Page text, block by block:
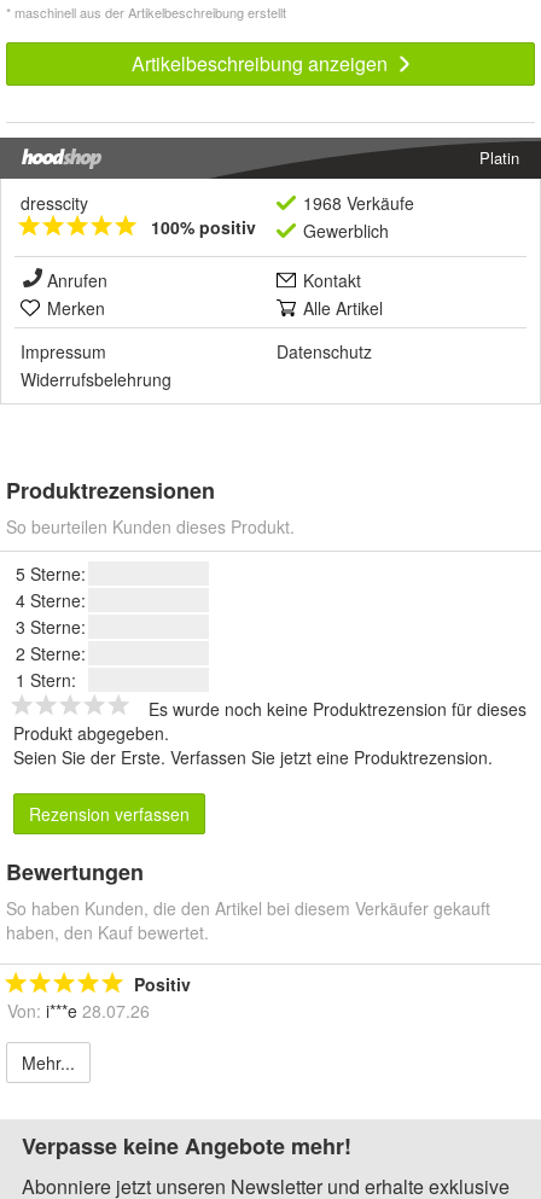
* maschinell aus der Artikelbeschreibung erstellt
Artikelbeschreibung anzeigen
Platin
dresscity
100% positiv
1968 Verkäufe
Gewerblich
Anrufen
Kontakt
Merken
Alle Artikel
Impressum
Datenschutz
Widerrufsbelehrung
Produktrezensionen
So beurteilen Kunden dieses Produkt.
5 Sterne:
4 Sterne:
3 Sterne:
2 Sterne:
1 Stern:
Es wurde noch keine Produktrezension für dieses
Produkt abgegeben.
Seien Sie der Erste. Verfassen Sie jetzt eine Produktrezension.
Rezension verfassen
Bewertungen
So haben Kunden, die den Artikel bei diesem Verkäufer gekauft
haben, den Kauf bewertet.
Positiv
Von: i***e 28.07.26
Mehr...
Verpasse keine Angebote mehr!
Abonniere jetzt unseren Newsletter und erhalte exklusive